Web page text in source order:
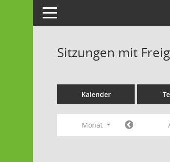
Toggle navigation
Sitzungen mit
Kalender
Monat